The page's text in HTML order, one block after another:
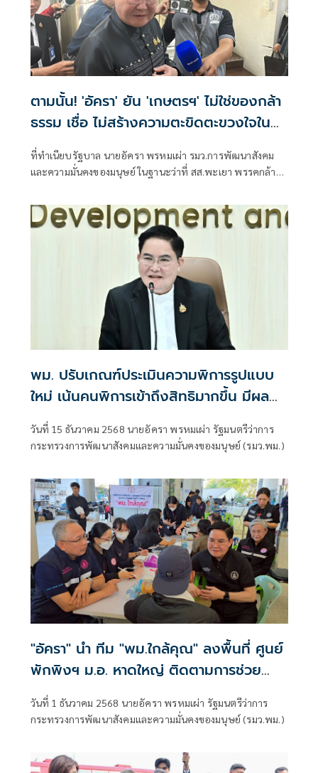
ตามนั้น! 'อัครา' ยัน 'เกษตรฯ' ไม่ใช่ของกล้า
ธรรม เชื่อ ไม่สร้างความตะขิดตะขวงใจใน
การตั้งรัฐบาล
ที่ทำเนียบรัฐบาล นายอัครา พรหมเผ่า รมว.การพัฒนาสังคม
และความมั่นคงของมนุษย์ ในฐานะว่าที่ สส.พะเยา พรรคกล้า
พม. ปรับเกณฑ์ประเมินความพิการรูปแบบ
ใหม่ เน้นคนพิการเข้าถึงสิทธิมากขึ้น มีผล
บังคับใช้แล้ว
วันที่ 15 ธันวาคม 2568 นายอัครา พรหมเผ่า รัฐมนตรีว่าการ
กระทรวงการพัฒนาสังคมและความมั่นคงของมนุษย์ (รมว.พม.)
"อัครา" นำ ทีม "พม.ใกล้คุณ" ลงพื้นที่ ศูนย์
พักพิงฯ ม.อ. หาดใหญ่ ติดตามการช่วย
เหลือกลุ่มเปราะบาง - เร่งฟื้นฟูเยียวยาโดย
ด่วน หลังน้ำลด
วันที่ 1 ธันวาคม 2568 นายอัครา พรหมเผ่า รัฐมนตรีว่าการ
กระทรวงการพัฒนาสังคมและความมั่นคงของมนุษย์ (รมว.พม.)